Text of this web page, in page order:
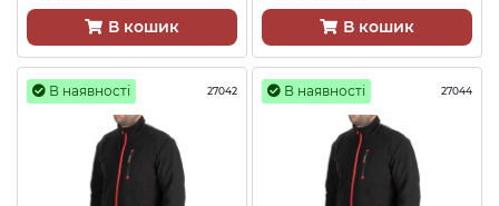
В кошик В кошик
В наявності 27042 В наявності 27044